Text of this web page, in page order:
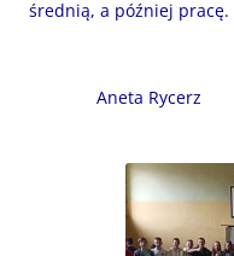
średnią, a później pracę.
Aneta Rycerz